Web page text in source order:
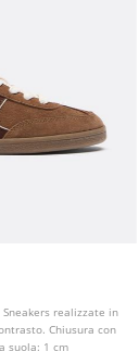
realizzate in
Chiusura con
suola: 1 cm